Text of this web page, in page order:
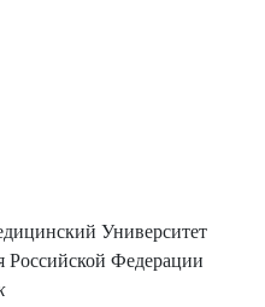
Университет
Российской Федерации